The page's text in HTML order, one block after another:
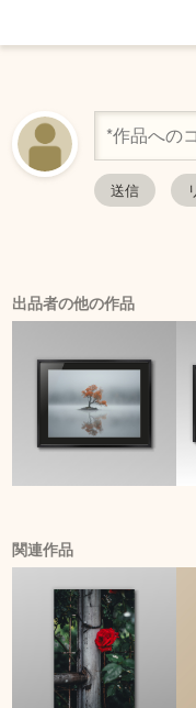
出品者の他の作品
関連作品